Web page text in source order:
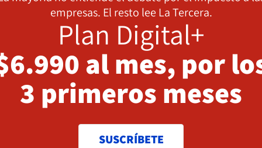
empresas. El resto lee La Tercera.
Plan Digital+
al mes, por
3 primeros meses
SUSCRÍBETE